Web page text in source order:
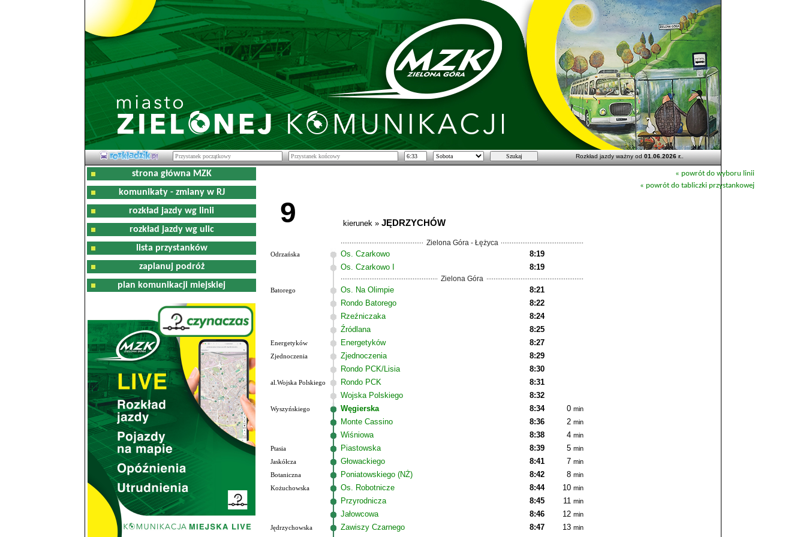
Rozkład jazdy ważny od01.06.2026 r..
strona główna MZK
komunikaty - zmiany w RJ
rozkład jazdy wg linii
rozkład jazdy wg ulic
lista przystanków
zaplanuj podróż
plan komunikacji miejskiej
« powrót do wyboru linii
« powrót do tabliczki przystankowej
9 kierunek » JĘDRZYCHÓW
Zielona Góra - Łężyca
Odrzańska Os. Czarkowo
8:19
Os. Czarkowo I
8:19
Zielona Góra
Batorego Os. Na Olimpie
8:21
Rondo Batorego
8:22
Rzeźniczaka
8:24
Źródlana
8:25
Energetyków Energetyków 8:27
Zjednoczenia Zjednoczenia
8:29
Rondo PCK/Lisia
8:30
al.Wojska Polskiego Rondo PCK
8:31
Wojska Polskiego
8:32
Wyszyńskiego Węgierska 8:34 0 min
Monte Cassino 8:36 2 min
Wiśniowa 8:38 4 min
Ptasia
Piastowska 8:39 5 min
Jaskółcza
Głowackiego 8:41 7 min
Botaniczna
Poniatowskiego (NŻ) 8:42 8 min
Kożuchowska
Os. Robotnicze 8:44 10 min
Przyrodnicza 8:45 11 min
Jałowcowa 8:46 12 min
Jędrzychowska
Zawiszy Czarnego 8:47 13 min